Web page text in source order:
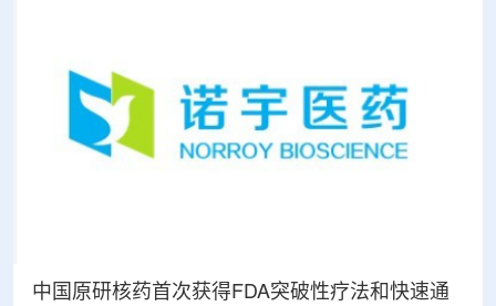
中国原研核药首次获得FDA突破性疗法和快速通